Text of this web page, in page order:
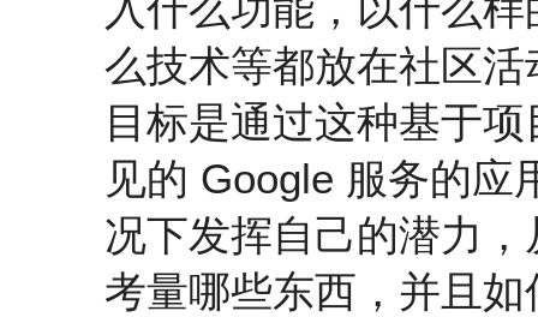
么技术等都放在社区
目标是通过这种基于
见的 Google 服务的
况下发挥自己的潜力，
考量哪些东西， 并且如